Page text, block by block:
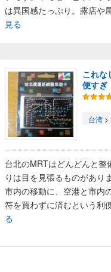
は異国感たっぷり。露店や
見る
これな
便すぎ
台湾 >
台北のMRTはどんどんと整
りは目を見張るものがあり
市内の移動に、空港と市内
符を買わずに済むという利
る